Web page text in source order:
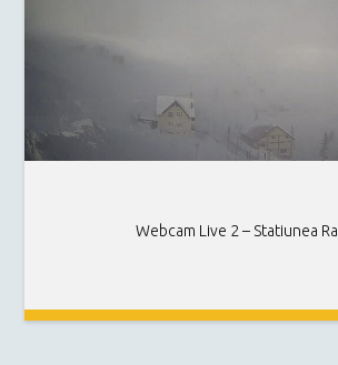
Webcam Live 2 – Statiunea